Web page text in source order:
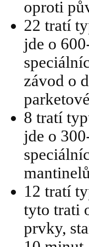
oproti
22 tratí
jde o
závod o
8 tratí
jde o
12 tratí
tyto trati
prvky,